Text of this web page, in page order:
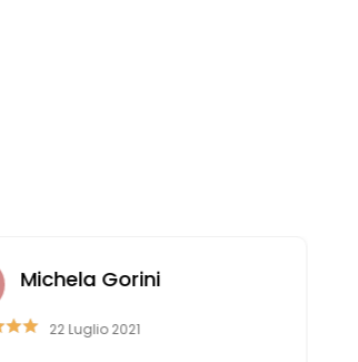
Michela Gorini
22 Luglio 2021